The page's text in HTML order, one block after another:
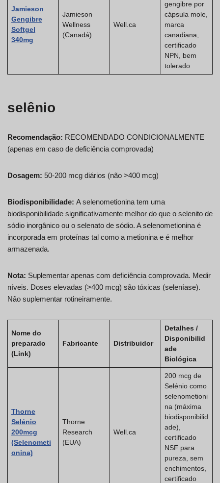
Jamieson
Gengibre
Softgel
340mg
Jamieson
Wellness
(Canadá)
Well.ca
gengibre por
cápsula mole,
marca
canadiana,
certificado
NPN, bem
tolerado
selênio
Recomendação: RECOMENDADO CONDICIONALMENTE
(apenas em caso de deficiência comprovada)
Dosagem: 50-200 mcg diários (não >400 mcg)
Biodisponibilidade: A selenometionina tem uma
biodisponibilidade significativamente melhor do que o selenito de
sódio inorgânico ou o selenato de sódio. A selenometionina é
incorporada em proteínas tal como a metionina e é melhor
armazenada.
Nota: Suplementar apenas com deficiência comprovada. Medir
níveis. Doses elevadas (>400 mcg) são tóxicas (seleníase).
Não suplementar rotineiramente.
Nome do
preparado
(Link)
Fabricante Distribuidor
Detalhes /
Disponibilid
ade
Biológica
Thorne
Selénio
200mcg
(Selenometi
onina)
Thorne
Research
(EUA)
Well.ca
200 mcg de
Selénio como
selenometioni
na (máxima
biodisponibilid
ade),
certificado
NSF para
pureza, sem
enchimentos,
certificado